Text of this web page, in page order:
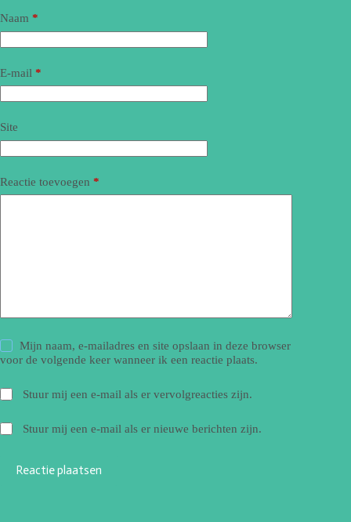
Naam *
E-mail *
Site
Reactie toevoegen *
Mijn naam, e-mailadres en site opslaan in deze browser
voor de volgende keer wanneer ik een reactie plaats.
Stuur mij een e-mail als er vervolgreacties zijn.
Stuur mij een e-mail als er nieuwe berichten zijn.
Reactie plaatsen